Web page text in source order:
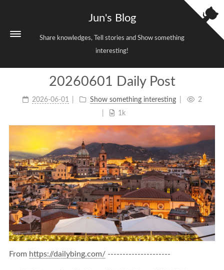
Jun's Blog
Share knowledges, Tell stories and Show something
interesting!
Categories
699
Sitemap
Links
About
20260601 Daily Post
2026-06-01 Show something interesting
2
1k
From https://dailybing.com/ ---------------------